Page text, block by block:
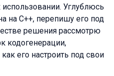
Углублюсь
на C++, перепишу его под
решения рассмотрю
кодогенерации,
его настроить под свои